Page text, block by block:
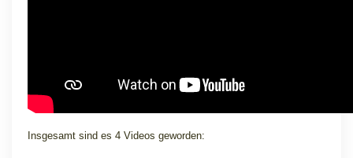
Insgesamt sind es 4 Videos geworden: